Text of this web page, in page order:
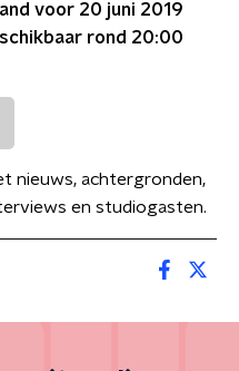
voor 20 juni 2019
rond 20:00
nieuws, achtergronden,
en studiogasten.